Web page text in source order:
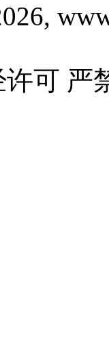
许可 严